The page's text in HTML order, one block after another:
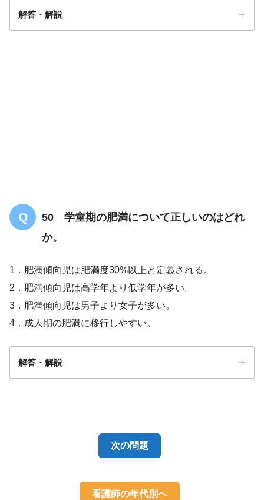
解答・解説
50 学童期の肥満について正しいのはどれ
か。
1．肥満傾向児は肥満度30%以上と定義される。
2．肥満傾向児は高学年より低学年が多い。
3．肥満傾向児は男子より女子が多い。
4．成人期の肥満に移行しやすい。
解答・解説
次の問題
看護師の年代別へ